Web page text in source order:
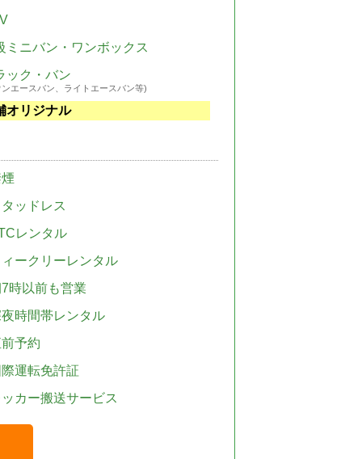
ミニバン・ワンボックス
ック・バン
エースバン、ライトエースバン等)
オリジナル
ッドレス
レンタル
ークリーレンタル
時以前も営業
時間帯レンタル
予約
運転免許証
カー搬送サービス